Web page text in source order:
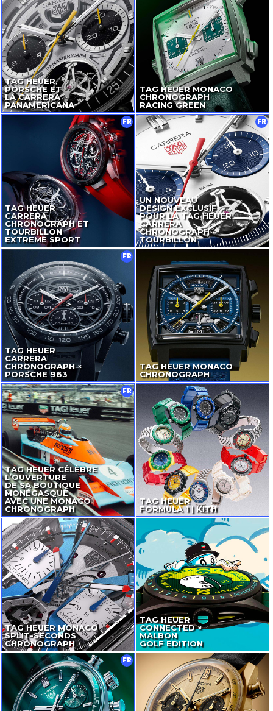
TAG HEUER,
PORSCHE ET
LA CARRERA
PANAMERICANA
TAG HEUER MONACO
CHRONOGRAPH
RACING GREEN
TAG HEUER
CARRERA
CHRONOGRAPH ET
TOURBILLON
EXTREME SPORT
FR
UN NOUVEAU
DESIGN EXCLUSIF
POUR LA TAG HEUER
CARRERA
CHRONOGRAPH
TOURBILLON
FR
TAG HEUER
CARRERA
CHRONOGRAPH ×
PORSCHE 963
FR
TAG HEUER MONACO
CHRONOGRAPH
TAG HEUER CÉLÈBRE
L’OUVERTURE
DE SA BOUTIQUE
MONÉGASQUE
AVEC UNE MONACO
CHRONOGRAPH
FR
TAG HEUER
FORMULA 1 | KITH
TAG HEUER MONACO
SPLIT-SECONDS
CHRONOGRAPH
TAG HEUER
CONNECTED ×
MALBON
GOLF EDITION
FR